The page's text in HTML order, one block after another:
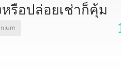
รือปล่อยเช่าก็คุ้ม